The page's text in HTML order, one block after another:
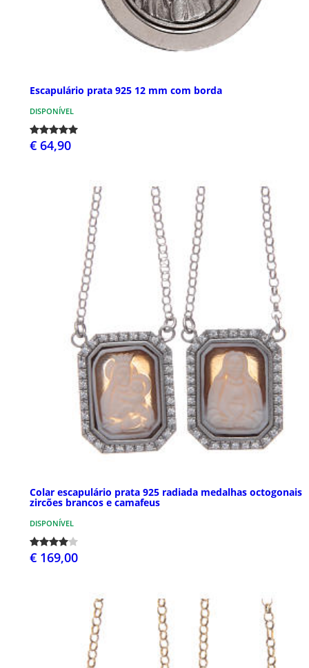
Escapulário prata 925 12 mm com borda
DISPONÍVEL
€ 64,90
Colar escapulário prata 925 radiada medalhas octogonais
zircões brancos e camafeus
DISPONÍVEL
€ 169,00